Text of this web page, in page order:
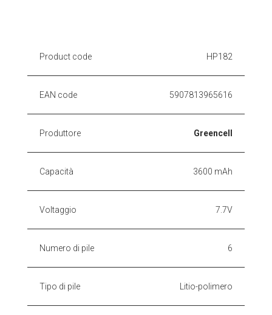
Product code HP182
EAN code 5907813965616
Produttore Greencell
Capacità 3600 mAh
Voltaggio 7.7V
Numero di pile 6
Tipo di pile Litio-polimero